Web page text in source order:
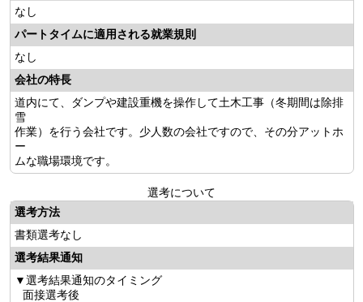
なし
パートタイムに適用される就業規則
なし
会社の特長
道内にて、ダンプや建設重機を操作して土木工事（冬期間は除排
雪
作業）を行う会社です。少人数の会社ですので、その分アットホ
ー
ムな職場環境です。
選考について
選考方法
書類選考なし
選考結果通知
選考結果通知のタイミング
面接選考後